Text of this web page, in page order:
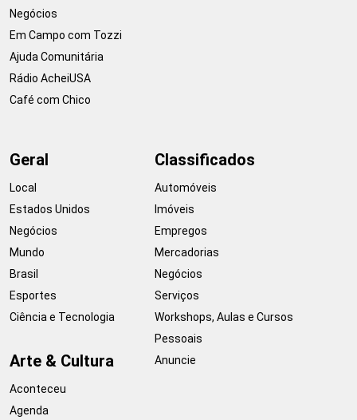
Negócios
Em Campo com Tozzi
Ajuda Comunitária
Rádio AcheiUSA
Café com Chico
Geral
Local
Estados Unidos
Negócios
Mundo
Brasil
Esportes
Ciência e Tecnologia
Arte & Cultura
Aconteceu
Agenda
Classificados
Automóveis
Imóveis
Empregos
Mercadorias
Negócios
Serviços
Workshops, Aulas e Cursos
Pessoais
Anuncie